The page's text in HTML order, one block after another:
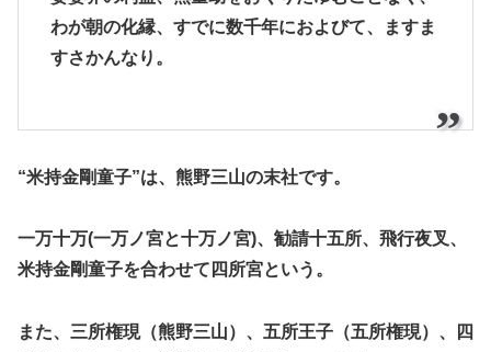
わが朝の化縁、すでに数千年におよびて、ますま
すさかんなり。
“米持金剛童子”は、熊野三山の末社です。
一万十万(一万ノ宮と十万ノ宮)、勧請十五所、飛行夜叉、
米持金剛童子を合わせて四所宮という。
また、三所権現（熊野三山）、五所王子（五所権現）、四